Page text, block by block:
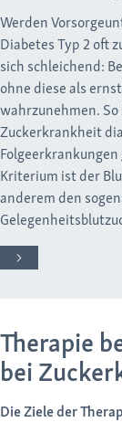
Werden
Diabetes Typ 2 oft
sich schleichend:
ohne diese als
wahrzunehmen. So
Zuckerkrankheit
Kriterium ist der
anderem den
Therapie
bei
Die Ziele der